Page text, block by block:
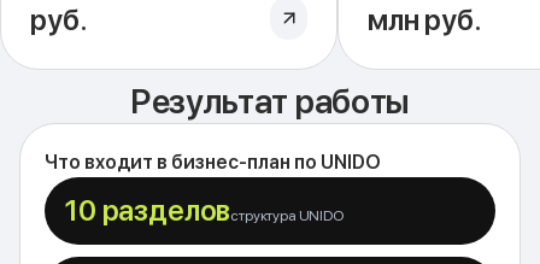
руб.
млн руб.
Результат работы
Что входит в бизнес-план по UNIDO
10 разделовструктура UNIDO